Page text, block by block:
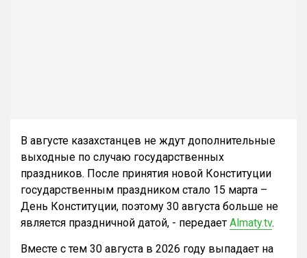
В августе казахстанцев не ждут дополнительные
выходные по случаю государственных
праздников. После принятия новой Конституции
государственным праздником стало 15 марта –
День Конституции, поэтому 30 августа больше не
является праздничной датой, - передает Almaty.tv.
Вместе с тем 30 августа в 2026 году выпадает на